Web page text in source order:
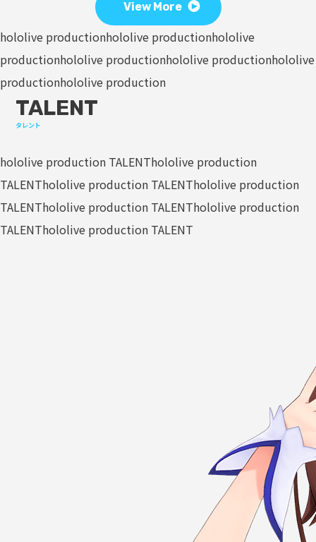
View More
hololive productionhololive productionhololive
productionhololive productionhololive productionhololive
productionhololive production
TALENT
タレント
hololive production TALENThololive production
TALENThololive production TALENThololive production
TALENThololive production TALENThololive production
TALENThololive production TALENT